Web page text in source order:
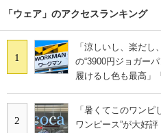
「ウェア」のアクセスランキング
1
「涼しいし、楽だ
の“3900円ジョガー
履けるし色も最高」
2
「暑くてこのワン
ワンピース”が大好